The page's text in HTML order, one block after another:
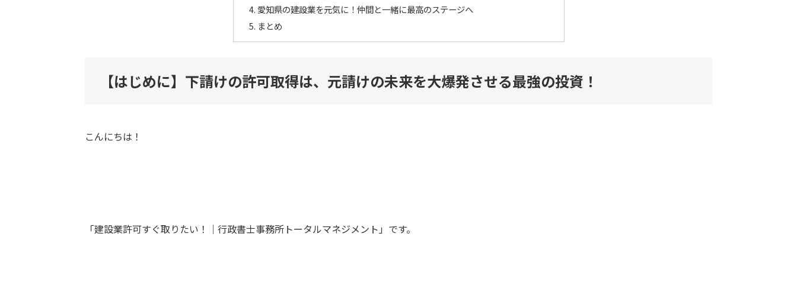
愛知県の建設業を元気に！仲間と一緒に最高のステージへ
まとめ
【はじめに】下請けの許可取得は、元請けの未来を大爆発させる最強の投資！
こんにちは！
「建設業許可すぐ取りたい！｜行政書士事務所トータルマネジメント」です。